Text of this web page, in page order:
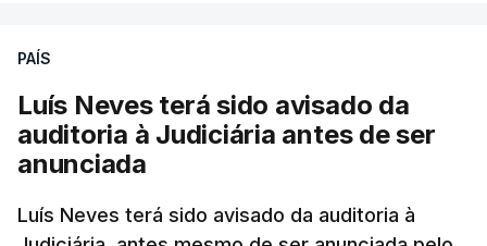
quanto à possibilidade de expulsar do país
cidadãos adultos em situação ilegal, se
tiverem filhos menores.
prazo de 60 dias, os imigrantes terão que ser
PAÍS
Luís Neves terá sido avisado da
auditoria à Judiciária antes de ser
anunciada
Luís Neves terá sido avisado da auditoria à